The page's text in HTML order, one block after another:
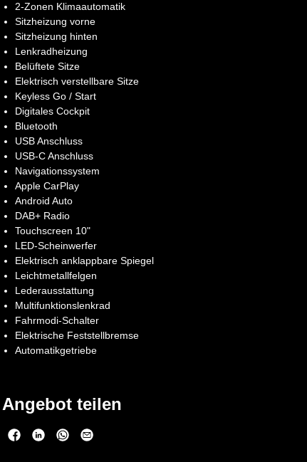
2-Zonen Klimaautomatik
Sitzheizung vorne
Sitzheizung hinten
Lenkradheizung
Belüftete Sitze
Elektrisch verstellbare Sitze
Keyless Go / Start
Digitales Cockpit
Bluetooth
USB Anschluss
USB-C Anschluss
Navigationssystem
Apple CarPlay
Android Auto
DAB+ Radio
Touchscreen 10"
LED-Scheinwerfer
Elektrisch anklappbare Spiegel
Leichtmetallfelgen
Lederausstattung
Multifunktionslenkrad
Fahrmodi-Schalter
Elektrische Feststellbremse
Automatikgetriebe
Angebot teilen